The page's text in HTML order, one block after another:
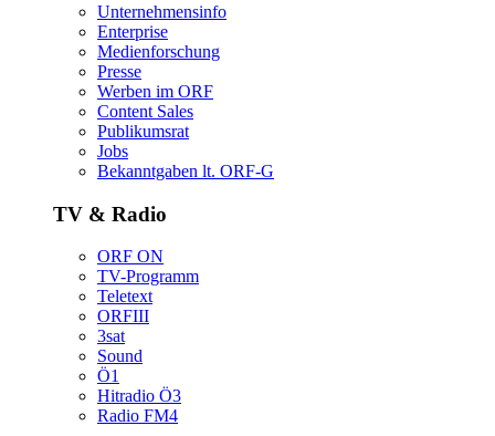
Unternehmensinfo
Enterprise
Medienforschung
Presse
WerbenimORF
ContentSales
Publikumsrat
Jobs
Bekanntgabenlt.ORF-G
TV&Radio
ORFON
TV-Programm
Teletext
ORFIII
3sat
Sound
Ö1
HitradioÖ3
RadioFM4